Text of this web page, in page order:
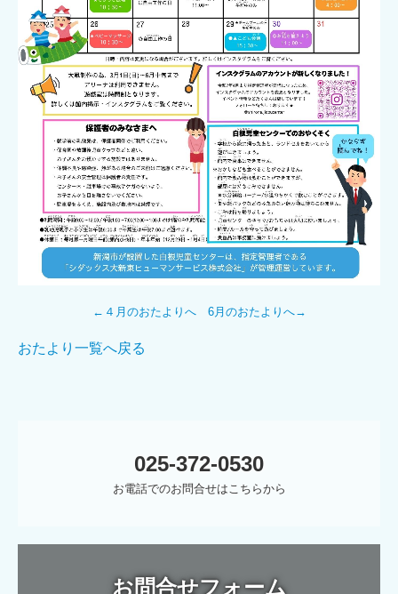
←４月のおたよりへ 6月のおたよりへ→
おたより一覧へ戻る
025-372-0530
お電話でのお問合せはこちらから
お問合せフォーム